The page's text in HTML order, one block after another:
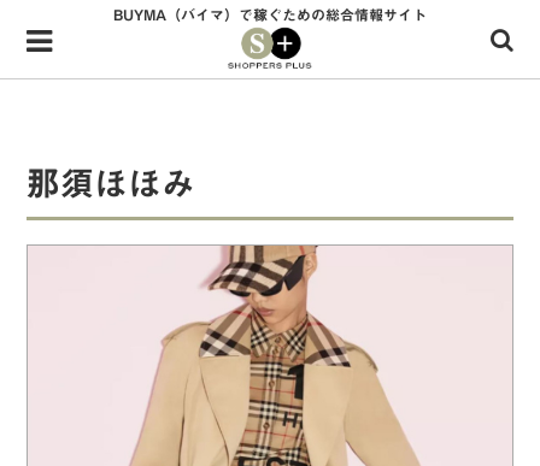
Menu
HOME
34歳独身OLバイマ実践記
ファッショントレンドを発信！SP通信
BUYMAで人気のブランド
BUYMAの売れ筋商品
バイマの疑問に現役パーソナルショッパーが答えてみた
BUYMA（バイマ）で稼ぐための総合情報サイト
那須ほほみ